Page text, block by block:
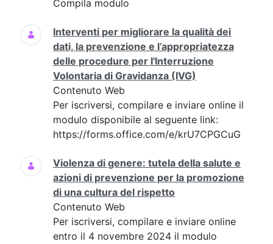
Compila modulo
Interventi per migliorare la qualità dei
dati, la prevenzione e l’appropriatezza
delle procedure per l'Interruzione
Volontaria di Gravidanza (IVG)
Contenuto Web
Per iscriversi, compilare e inviare online il
modulo disponibile al seguente link:
https://forms.office.com/e/krU7CPGCuG
Violenza di genere: tutela della salute e
azioni di prevenzione per la promozione
di una cultura del rispetto
Contenuto Web
Per iscriversi, compilare e inviare online
entro il 4 novembre 2024 il modulo